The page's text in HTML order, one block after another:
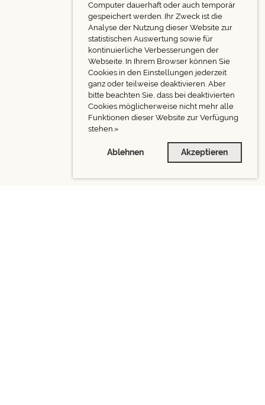
Computer dauerhaft oder auch temporär
gespeichert werden. Ihr Zweck ist die
Analyse der Nutzung dieser Website zur
statistischen Auswertung sowie für
kontinuierliche Verbesserungen der
Webseite. In Ihrem Browser können Sie
Cookies in den Einstellungen jederzeit
ganz oder teilweise deaktivieren. Aber
bitte beachten Sie, dass bei deaktivierten
Cookies möglicherweise nicht mehr alle
Funktionen dieser Website zur Verfügung
stehen.»
Ablehnen Akzeptieren